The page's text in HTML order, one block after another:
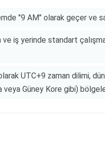
"9 AM" olarak geçer ve
ve iş yerinde standart
UTC+9 zaman dilimi,
Güney Kore gibi)